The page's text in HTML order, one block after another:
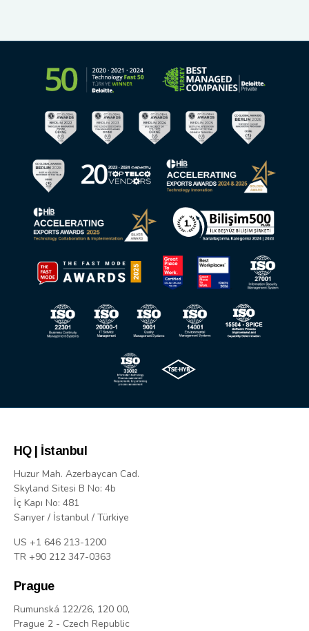
HQ | İstanbul
Huzur Mah. Azerbaycan Cad.
Skyland Sitesi B No: 4b
İç Kapı No: 481
Sarıyer / İstanbul / Türkiye
US +1 646 213-1200
TR +90 212 347-0363
Prague
Rumunská 122/26, 120 00,
Prague 2 - Czech Republic